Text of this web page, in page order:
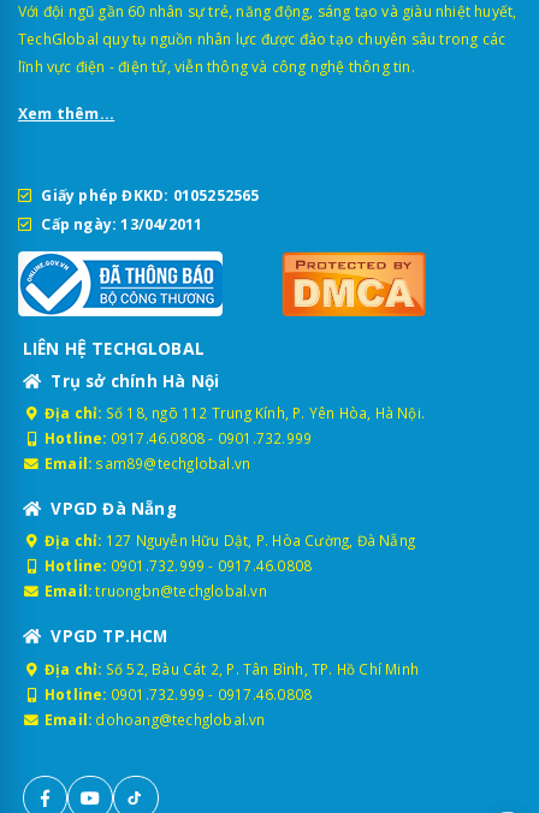
Với đội ngũ gần 60 nhân sự trẻ, năng động, sáng tạo và giàu nhiệt huyết,
TechGlobal quy tụ nguồn nhân lực được đào tạo chuyên sâu trong các
lĩnh vực điện - điện tử, viễn thông và công nghệ thông tin.
Xem thêm...
Giấy phép ĐKKD: 0105252565
Cấp ngày: 13/04/2011
LIÊN HỆ TECHGLOBAL
Trụ sở chính Hà Nội
Địa chỉ: Số 18, ngõ 112 Trung Kính, P. Yên Hòa, Hà Nội.
Hotline: 0917.46.0808- 0901.732.999
Email: sam89@techglobal.vn
VPGD Đà Nẵng
Địa chỉ: 127 Nguyễn Hữu Dật, P. Hòa Cường, Đà Nẵng
Hotline: 0901.732.999 - 0917.46.0808
Email: truongbn@techglobal.vn
VPGD TP.HCM
Địa chỉ: Số 52, Bàu Cát 2, P. Tân Bình, TP. Hồ Chí Minh
Hotline: 0901.732.999 - 0917.46.0808
Email: dohoang@techglobal.vn